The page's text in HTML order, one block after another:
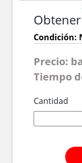
Condición:
Precio:
Tiempo
Cantidad